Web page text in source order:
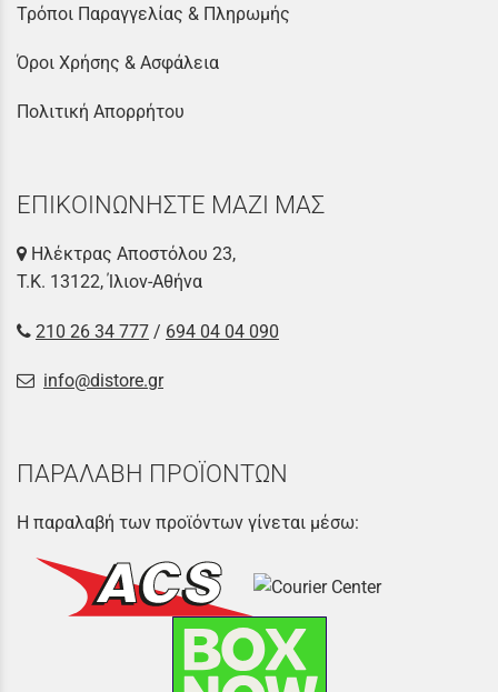
Τρόποι Παραγγελίας & Πληρωμής
Όροι Χρήσης & Ασφάλεια
Πολιτική Απορρήτου
ΕΠΙΚΟΙΝΩΝΗΣΤΕ ΜΑΖΙ ΜΑΣ
Ηλέκτρας Αποστόλου 23,
Τ.Κ. 13122, Ίλιον-Αθήνα
210 26 34 777 / 694 04 04 090
info@distore.gr
ΠΑΡΑΛΑΒΗ ΠΡΟΪΟΝΤΩΝ
Η παραλαβή των προϊόντων γίνεται μέσω: